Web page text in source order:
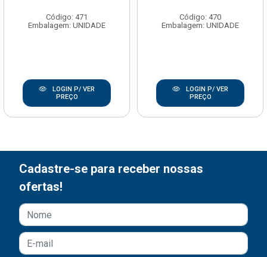
Código: 471
Embalagem: UNIDADE
LOGIN P/ VER
PREÇO
Código: 470
Embalagem: UNIDADE
LOGIN P/ VER
PREÇO
Cadastre-se para receber nossas
ofertas!